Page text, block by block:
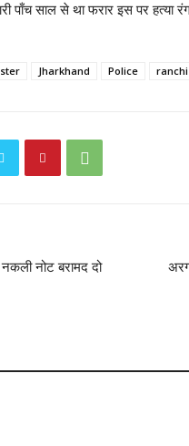
पाँच साल से था फरार इस पर हत्या
Jharkhand Police ranchi
नोट बरामद दो